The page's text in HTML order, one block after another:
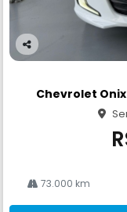
Co
Chevrolet Onix
73.000 km